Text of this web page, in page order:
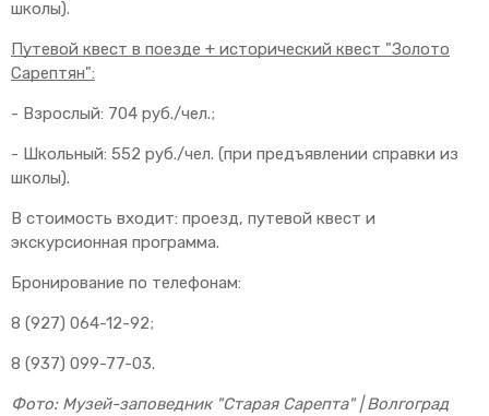
школы).
Путевой квест в поезде + исторический квест "Золото
Сарептян":
- Взрослый: 704 руб./чел.;
- Школьный: 552 руб./чел. (при предъявлении справки из
школы).
В стоимость входит: проезд, путевой квест и
экскурсионная программа.
Бронирование по телефонам:
8 (927) 064-12-92;
8 (937) 099-77-03.
Фото: Музей-заповедник "Старая Сарепта" | Волгоград